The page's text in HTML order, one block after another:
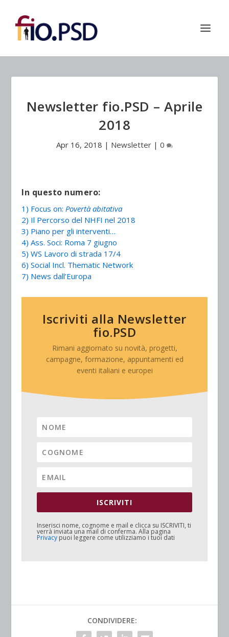
Newsletter fio.PSD – Aprile
2018
Apr 16, 2018 | Newsletter | 0
In questo numero:
1) Focus on:Povertà abitativa
2) Il Percorso del NHFI nel 2018
3) Piano per gli interventi…
4) Ass. Soci: Roma 7 giugno
5) WS Lavoro di strada 17/4
6) Social Incl. Thematic Network
7) News dall’Europa
Iscriviti alla Newsletter
fio.PSD
Rimani aggiornato su novità, progetti,
campagne, formazione, appuntamenti ed
eventi italiani e europei
ISCRIVITI
Inserisci nome, cognome e mail e clicca su ISCRIVITI, ti
verrà inviata una mail di conferma. Alla pagina
Privacy puoi leggere come utilizziamo i tuoi dati
CONDIVIDERE: